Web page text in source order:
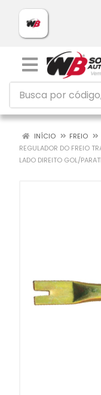
INÍCIO FREIO
REGULADOR DO FREIO
LADO DIREITO GOL/